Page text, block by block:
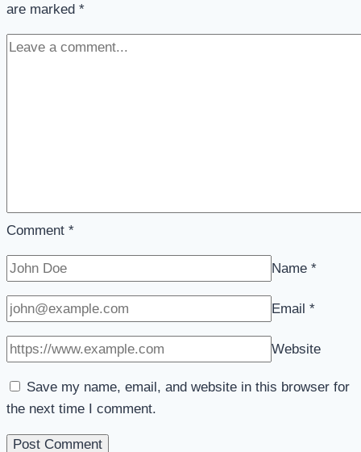
are marked *
Comment *
Name *
Email *
Website
Save my name, email, and website in this browser for
the next time I comment.